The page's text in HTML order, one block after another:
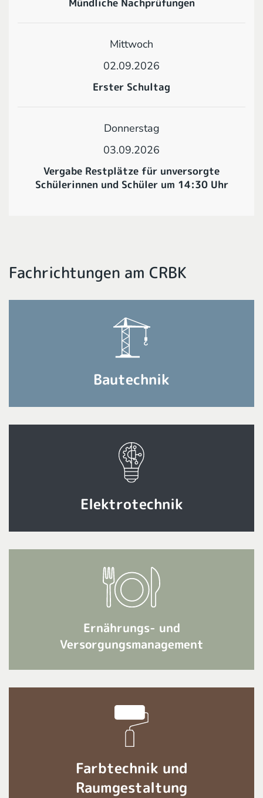
Mittwoch
02.09.2026
Erster Schultag
Donnerstag
03.09.2026
Vergabe Restplätze für unversorgte
Schülerinnen und Schüler um 14:30 Uhr
Fachrichtungen am CRBK
Bautechnik
Elektrotechnik
Ernährungs- und
Versorgungsmanagement
Farbtechnik und
Raumgestaltung